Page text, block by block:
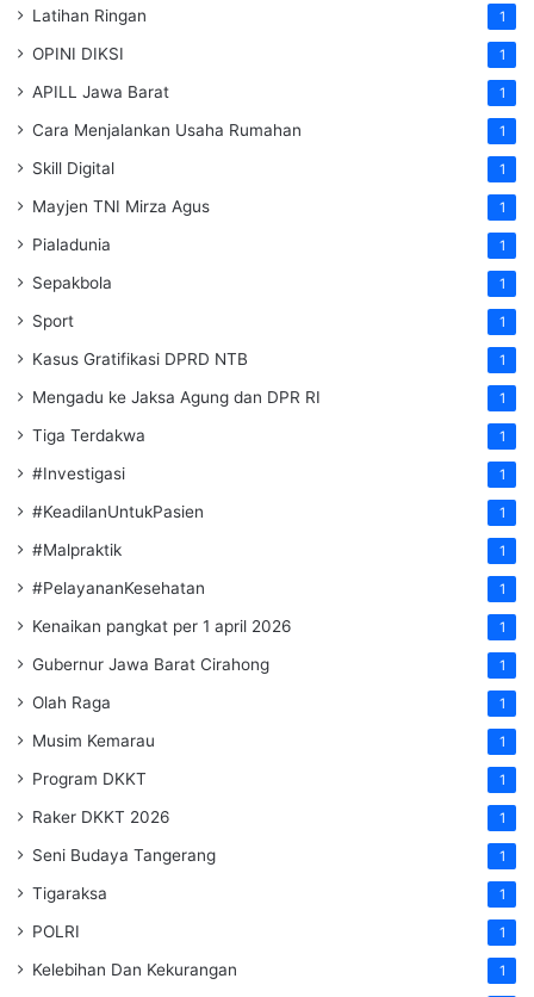
Latihan Ringan 1
OPINI DIKSI 1
APILL Jawa Barat 1
Cara Menjalankan Usaha Rumahan 1
Skill Digital 1
Mayjen TNI Mirza Agus 1
Pialadunia 1
Sepakbola 1
Sport 1
Kasus Gratifikasi DPRD NTB 1
Mengadu ke Jaksa Agung dan DPR RI 1
Tiga Terdakwa 1
#Investigasi 1
#KeadilanUntukPasien 1
#Malpraktik 1
#PelayananKesehatan 1
Kenaikan pangkat per 1 april 2026 1
Gubernur Jawa Barat Cirahong 1
Olah Raga 1
Musim Kemarau 1
Program DKKT 1
Raker DKKT 2026 1
Seni Budaya Tangerang 1
Tigaraksa 1
POLRI 1
Kelebihan Dan Kekurangan 1